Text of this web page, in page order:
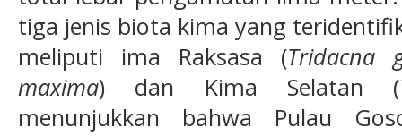
tiga jenis biota kima yang
meliputi ima Raksasa (Tridacna
maxima) dan Kima Selatan (
menunjukkan bahwa Pulau